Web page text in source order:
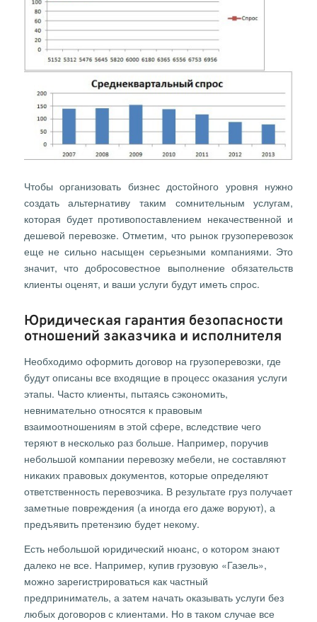
Чтобы организовать бизнес достойного уровня нужно
создать альтернативу таким сомнительным услугам,
которая будет противопоставлением некачественной и
дешевой перевозке. Отметим, что рынок грузоперевозок
еще не сильно насыщен серьезными компаниями. Это
значит, что добросовестное выполнение обязательств
клиенты оценят, и ваши услуги будут иметь спрос.
Юридическая гарантия безопасности
отношений заказчика и исполнителя
Необходимо оформить договор на грузоперевозки, где
будут описаны все входящие в процесс оказания услуги
этапы. Часто клиенты, пытаясь сэкономить,
невнимательно относятся к правовым
взаимоотношениям в этой сфере, вследствие чего
теряют в несколько раз больше. Например, поручив
небольшой компании перевозку мебели, не составляют
никаких правовых документов, которые определяют
ответственность перевозчика. В результате груз получает
заметные повреждения (а иногда его даже воруют), а
предъявить претензию будет некому.
Есть небольшой юридический нюанс, о котором знают
далеко не все. Например, купив грузовую «Газель»,
можно зарегистрироваться как частный
предприниматель, а затем начать оказывать услуги без
любых договоров с клиентами. Но в таком случае все